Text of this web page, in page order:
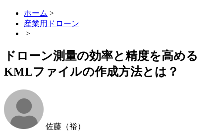
ホーム >
産業用ドローン
>
ドローン測量の効率と精度を高める
KMLファイルの作成方法とは？
佐藤（裕）